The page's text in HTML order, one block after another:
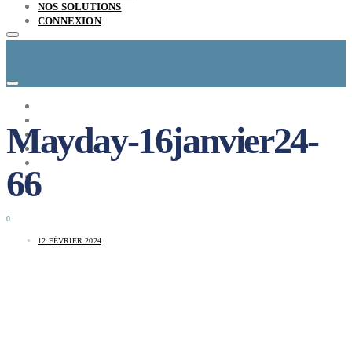
NOS SOLUTIONS
CONNEXION
ENTREPRISES A REPRENDRE
MAYDAY JOB
CARTE DE FRANCE
NOS SOLUTIONS
CONNEXION
0
Mayday-16janvier24-
66
12 FÉVRIER 2024